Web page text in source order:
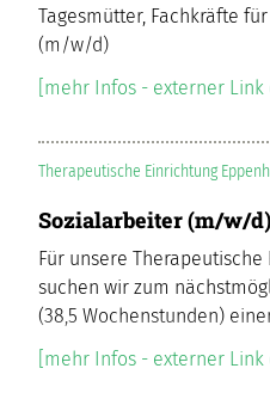
Tagesmütter, Fachkräfte
(m/w/d)
[mehr Infos - externer
Therapeutische Einrichtung
Sozialarbeiter (m/w/d)
Für unsere
suchen wir zum
(38,5 Wochenstunden)
[mehr Infos - externer